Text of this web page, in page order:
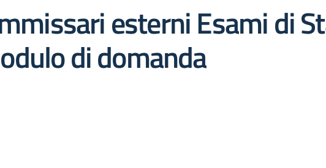
esterni Esami di
di domanda